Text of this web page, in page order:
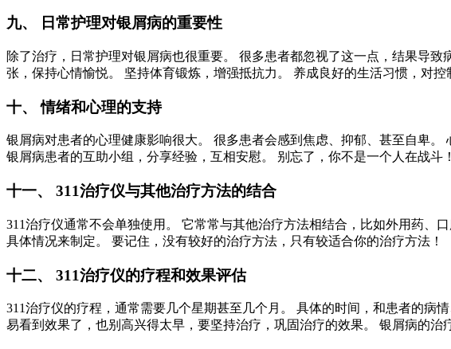
九、 日常护理对银屑病的重要性
除了治疗，日常护理对银屑病也很重要。 很多患者都忽视了这一点，结果导
张，保持心情愉悦。 坚持体育锻炼，增强抵抗力。 养成良好的生活习惯，对控
十、 情绪和心理的支持
银屑病对患者的心理健康影响很大。 很多患者会感到焦虑、抑郁、甚至自卑
银屑病患者的互助小组，分享经验，互相安慰。 别忘了，你不是一个人在战斗！
十一、 311治疗仪与其他治疗方法的结合
311治疗仪通常不会单独使用。 它常常与其他治疗方法相结合，比如外用药、
具体情况来制定。 要记住，没有较好的治疗方法，只有较适合你的治疗方法！
十二、 311治疗仪的疗程和效果评估
311治疗仪的疗程，通常需要几个星期甚至几个月。 具体的时间，和患者的病
易看到效果了，也别高兴得太早，要坚持治疗，巩固治疗的效果。 银屑病的治